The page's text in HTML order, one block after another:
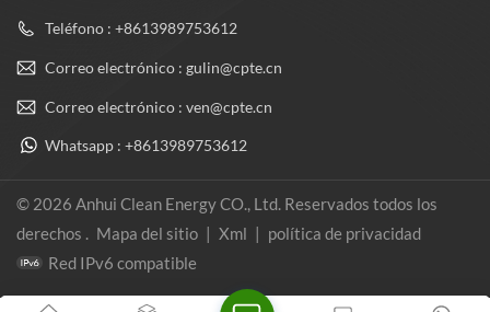
Teléfono : +8613989753612
Correo electrónico : gulin@cpte.cn
Correo electrónico : ven@cpte.cn
Whatsapp : +8613989753612
© 2026 Anhui Clean Energy CO., Ltd. Reservados todos los
derechos . Mapa del sitio | Xml | política de privacidad
Red IPv6 compatible